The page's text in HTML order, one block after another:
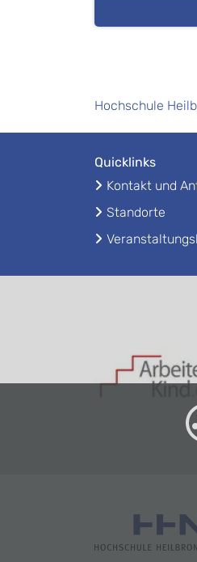
Hochschule
Quicklinks
Kontakt und
Standorte